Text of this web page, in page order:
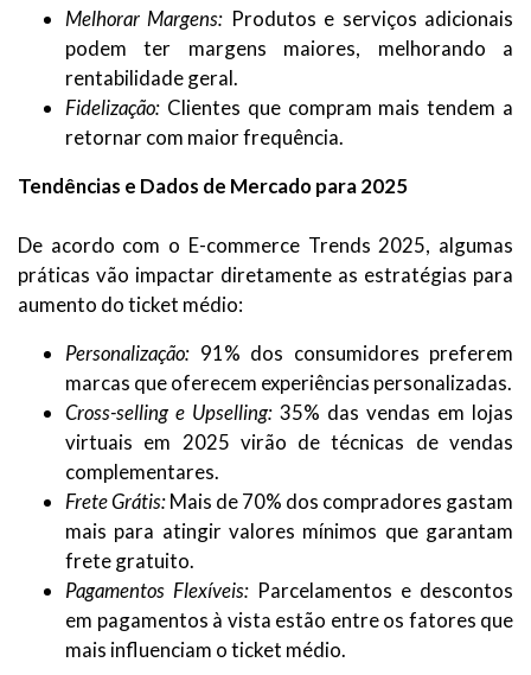
Melhorar Margens: Produtos e serviços adicionais
podem ter margens maiores, melhorando a
rentabilidade geral.
Fidelização: Clientes que compram mais tendem a
retornar com maior frequência.
Tendências e Dados de Mercado para 2025
De acordo com o E-commerce Trends 2025, algumas
práticas vão impactar diretamente as estratégias para
aumento do ticket médio:
Personalização: 91% dos consumidores preferem
marcas que oferecem experiências personalizadas.
Cross-selling e Upselling: 35% das vendas em lojas
virtuais em 2025 virão de técnicas de vendas
complementares.
Frete Grátis:Mais de 70% dos compradores gastam
mais para atingir valores mínimos que garantam
frete gratuito.
Pagamentos Flexíveis: Parcelamentos e descontos
em pagamentos à vista estão entre os fatores que
mais influenciam o ticket médio.